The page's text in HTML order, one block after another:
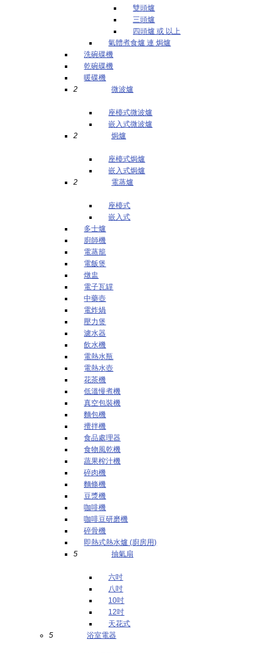
雙頭爐
三頭爐
四頭爐 或 以上
氣體煮食爐 連 焗爐
洗碗碟機
乾碗碟機
暖碟機
2
微波爐
座檯式微波爐
嵌入式微波爐
2
焗爐
座檯式焗爐
嵌入式焗爐
2
電蒸爐
座檯式
嵌入式
多士爐
廚師機
電蒸籠
電飯煲
燉盅
電子瓦罉
中藥壺
電炸煱
壓力煲
濾水器
飲水機
電熱水瓶
電熱水壺
花茶機
低溫慢煮機
真空包裝機
麵包機
攪拌機
食品處理器
食物風乾機
蔬果榨汁機
碎肉機
麵條機
豆漿機
咖啡機
咖啡豆研磨機
碎骨機
即熱式熱水爐 (廚房用)
5
抽氣扇
六吋
八吋
10吋
12吋
天花式
5
浴室電器